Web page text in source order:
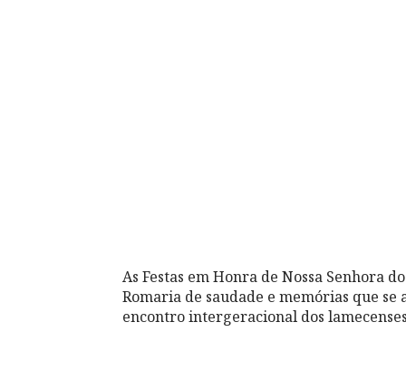
As Festas em Honra de Nossa Senhora
Romaria de saudade e memórias que
encontro intergeracional dos